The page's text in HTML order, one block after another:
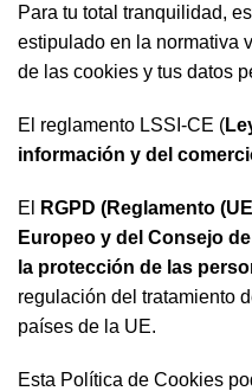
Para tu total tranquilidad,
estipulado en la normativa
de las cookies y tus datos
El reglamento LSSI-CE (
información y del
El
RGPD (Reglamento
Europeo y del Consejo
la protección de las
regulación del tratamiento
países de la UE.
Esta Política de Cookies